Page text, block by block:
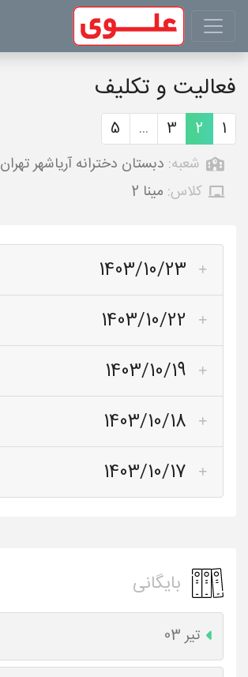
فعالیت و تکلیف
1
2
3
...
5
شعبه: دبستان دخترانه آریاشهر تهران
کلاس: مینا 2
1403/10/23
1403/10/22
1403/10/19
1403/10/18
1403/10/17
بایگانی
تیر 03